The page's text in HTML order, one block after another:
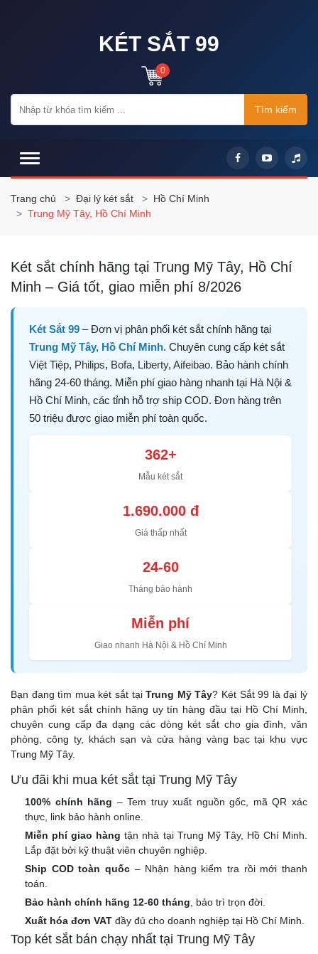
KÉT SẮT 99
0
Tìm kiếm
Trang chủ Đại lý két sắt
Hồ Chí Minh
Trung Mỹ Tây, Hồ Chí Minh
Két sắt chính hãng tại Trung Mỹ Tây, Hồ Chí
Minh – Giá tốt, giao miễn phí 8/2026
Két Sắt 99 – Đơn vị phân phối két sắt chính hãng tại
Trung Mỹ Tây, Hồ Chí Minh. Chuyên cung cấp két sắt
Việt Tiệp, Philips, Bofa, Liberty, Aifeibao. Bảo hành chính
hãng 24-60 tháng. Miễn phí giao hàng nhanh tại Hà Nội &
Hồ Chí Minh, các tỉnh hỗ trợ ship COD. Đơn hàng trên
50 triệu được giao miễn phí toàn quốc.
362+
Mẫu két sắt
1.690.000 đ
Giá thấp nhất
24-60
Tháng bảo hành
Miễn phí
Giao nhanh Hà Nội & Hồ Chí Minh
Bạn đang tìm mua két sắt tạiTrung Mỹ Tây? Két Sắt 99 là đại lý
phân phối két sắt chính hãng uy tín hàng đầu tại Hồ Chí Minh,
chuyên cung cấp đa dạng các dòng két sắt cho gia đình, văn
phòng, công ty, khách sạn và cửa hàng vàng bạc tại khu vực
Trung Mỹ Tây.
Ưu đãi khi mua két sắt tại Trung Mỹ Tây
100% chính hãng – Tem truy xuất nguồn gốc, mã QR xác
thực, link bảo hành online.
Miễn phí giao hàng tận nhà tại Trung Mỹ Tây, Hồ Chí Minh.
Lắp đặt bởi kỹ thuật viên chuyên nghiệp.
Ship COD toàn quốc– Nhận hàng kiểm tra rồi mới thanh
toán.
Bảo hành chính hãng 12-60 tháng , bảo trì trọn đời.
Xuất hóa đơn VAT đầy đủ cho doanh nghiệp tại Hồ Chí Minh.
Top két sắt bán chạy nhất tại Trung Mỹ Tây